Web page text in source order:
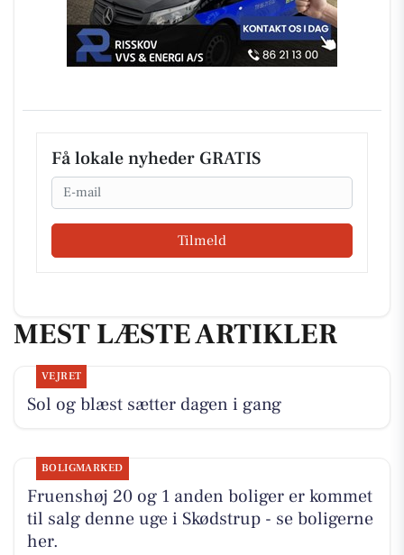
Få lokale nyheder GRATIS
Email
Tilmeld
MEST LÆSTE ARTIKLER
VEJRET
Sol og blæst sætter dagen i gang
BOLIGMARKED
Fruenshøj 20 og 1 anden boliger er kommet
til salg denne uge i Skødstrup - se boligerne
her.